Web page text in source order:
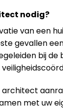
nodig?
van een
gevallen
bij de
architect
met uw